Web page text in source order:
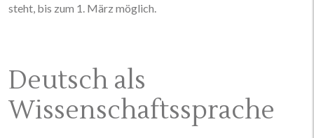
steht, bis zum 1. März möglich.
Deutsch als
Wissenschaftssprache